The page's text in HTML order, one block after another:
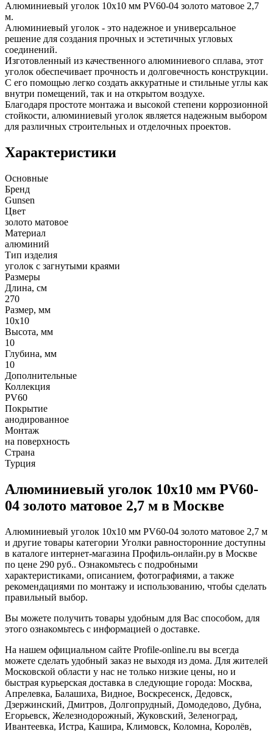
Алюминиевый уголок 10х10 мм PV60-04 золото матовое 2,7
м.
Алюминиевый уголок - это надежное и универсальное
решение для создания прочных и эстетичных угловых
соединений.
Изготовленный из качественного алюминиевого сплава, этот
уголок обеспечивает прочность и долговечность конструкции.
С его помощью легко создать аккуратные и стильные углы как
внутри помещений, так и на открытом воздухе.
Благодаря простоте монтажа и высокой степени коррозионной
стойкости, алюминиевый уголок является надежным выбором
для различных строительных и отделочных проектов.
Характеристики
Основные
Бренд
Gunsen
Цвет
золото матовое
Материал
алюминий
Тип изделия
уголок с загнутыми краями
Размеры
Длина, см
270
Размер, мм
10х10
Высота, мм
10
Глубина, мм
10
Дополнительные
Коллекция
PV60
Покрытие
анодированное
Монтаж
на поверхность
Страна
Турция
Алюминиевый уголок 10х10 мм PV60-
04 золото матовое 2,7 м в Москве
Алюминиевый уголок 10х10 мм PV60-04 золото матовое 2,7 м
и другие товары категории Уголки равносторонние доступны
в каталоге интернет-магазина Профиль-онлайн.ру в Москве
по цене 290 руб.. Ознакомьтесь с подробными
характеристиками, описанием, фотографиями, а также
рекомендациями по монтажу и использованию, чтобы сделать
правильный выбор.
Вы можете получить товары удобным для Вас способом, для
этого ознакомьтесь с информацией о доставке.
На нашем официальном сайте Profile-online.ru вы всегда
можете сделать удобный заказ не выходя из дома. Для жителей
Московской области у нас не только низкие цены, но и
быстрая курьерская доставка в следующие города: Москва,
Апрелевка, Балашиха, Видное, Воскресенск, Дедовск,
Дзержинский, Дмитров, Долгопрудный, Домодедово, Дубна,
Егорьевск, Железнодорожный, Жуковский, Зеленоград,
Ивантеевка, Истра, Кашира, Климовск, Коломна, Королёв,